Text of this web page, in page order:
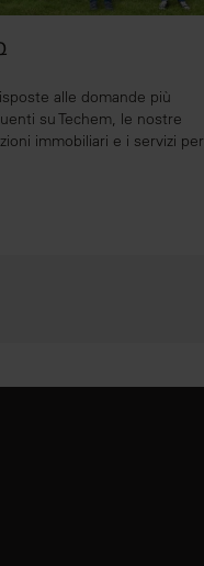
alle domande più
su Techem, le nostre
immobiliari e i servizi per